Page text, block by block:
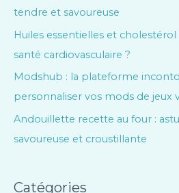
tendre et savoureuse
Huiles essentielles et cholestérol
santé cardiovasculaire ?
Modshub : la plateforme
personnaliser vos mods de jeux
Andouillette recette au four :
savoureuse et croustillante
Catégories